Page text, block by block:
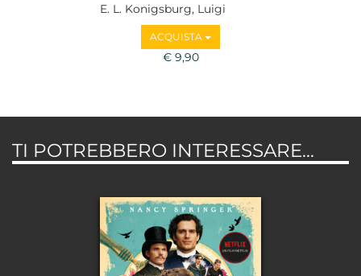
E. L. Konigsburg, Luigi
Spagnol
ACQUISTA
€ 9,90
TI POTREBBERO INTERESSARE...